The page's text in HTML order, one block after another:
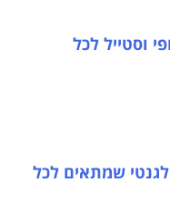
וסטייל לכל
שמתאים לכל